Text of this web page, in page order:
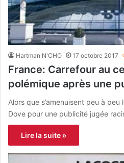
Hartman N'CHO 17 octobre 2017
France: Carrefour au
polémique après une
Alors que s’amenuisent peu à
Dove pour une publicité jugée
Lire la suite »